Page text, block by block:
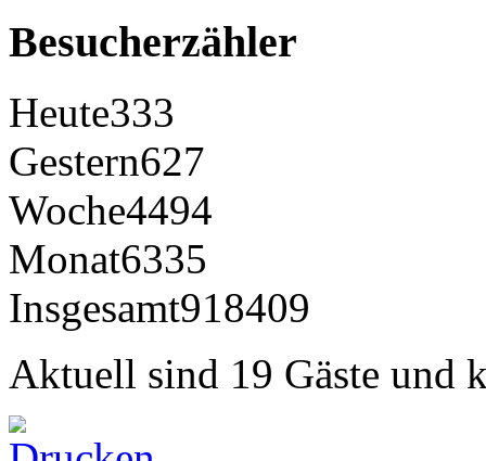
Besucherzähler
Heute333
Gestern627
Woche4494
Monat6335
Insgesamt918409
Aktuell sind 19 Gäste und